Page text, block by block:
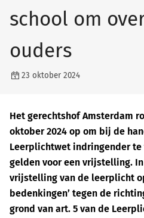
school om
ouders
23 oktober 2024
Het gerechtshof Amsterdam
oktober 2024 op om bij de
Leerplichtwet indringender
gelden voor een vrijstelling.
vrijstelling van de leerplicht
bedenkingen’ tegen de
grond van art. 5 van de